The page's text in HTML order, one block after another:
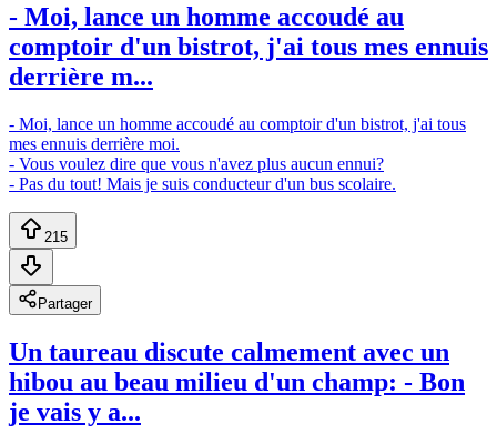
- Moi, lance un homme accoudé au
comptoir d'un bistrot, j'ai tous mes ennuis
derrière m...
- Moi, lance un homme accoudé au comptoir d'un bistrot, j'ai tous
mes ennuis derrière moi.
- Vous voulez dire que vous n'avez plus aucun ennui?
- Pas du tout! Mais je suis conducteur d'un bus scolaire.
215
Partager
Un taureau discute calmement avec un
hibou au beau milieu d'un champ: - Bon
je vais y a...